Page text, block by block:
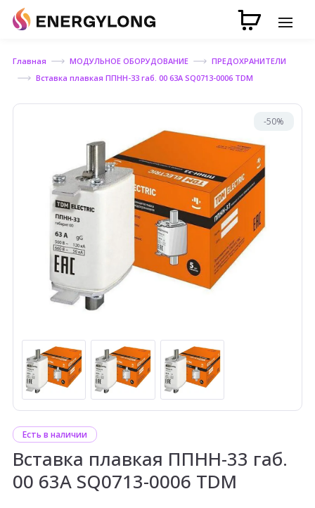
Главная МОДУЛЬНОЕ ОБОРУДОВАНИЕ
ПРЕДОХРАНИТЕЛИ
Вставка плавкая ППНН-33 габ. 00 63А SQ0713-0006 TDM
-50%
Есть в наличии
Вставка плавкая ППНН-33 габ.
00 63А SQ0713-0006 TDM